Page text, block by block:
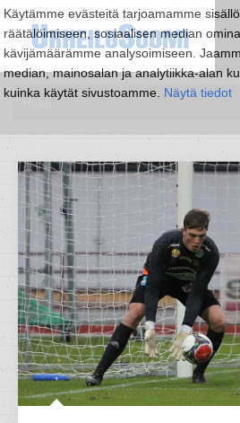
Käytämme evästeitä tarjoamamme
räätälöimiseen, sosiaalisen median
kävijämäärämme analysoimiseen.
median, mainosalan ja analytiikka-alan
kuinka käytät sivustoamme. Näytä tiedot